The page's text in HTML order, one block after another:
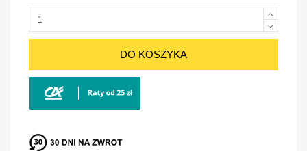
DO KOSZYKA